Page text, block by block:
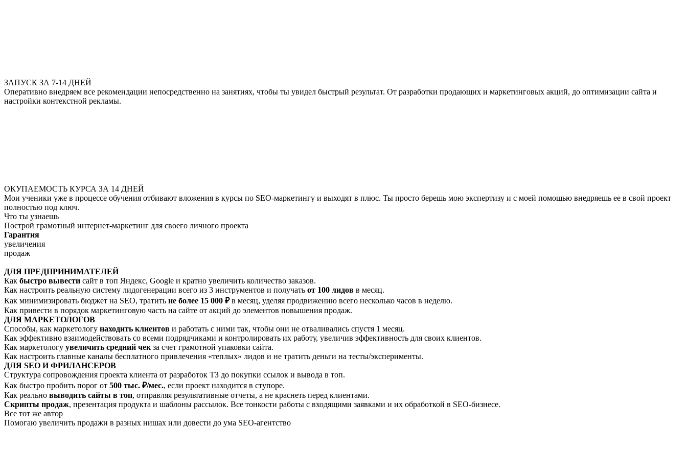
ЗАПУСК ЗА 7-14 ДНЕЙ
Оперативно внедряем все рекомендации непосредственно на занятиях, чтобы ты увидел быстрый результат. От разработки продающих и маркетинговых акций, до оптимизации сайта и
настройки контекстной рекламы.
ОКУПАЕМОСТЬ КУРСА ЗА 14 ДНЕЙ
Мои ученики уже в процессе обучения отбивают вложения в курсы по SEO-маркетингу и выходят в плюс. Ты просто берешь мою экспертизу и с моей помощью внедряешь ее в свой проект
полностью под ключ.
Что ты узнаешь
Построй грамотный интернет-маркетинг для своего личного проекта
Гарантия
увеличения
продаж
ДЛЯ ПРЕДПРИНИМАТЕЛЕЙ
Как быстро вывести сайт в топ Яндекс, Google и кратно увеличить количество заказов.
Как настроить реальную систему лидогенерации всего из 3 инструментов и получать от 100 лидов в месяц.
Как минимизировать бюджет на SEO, тратить не более 15 000 ₽в месяц, уделяя продвижению всего несколько часов в неделю.
Как привести в порядок маркетинговую часть на сайте от акций до элементов повышения продаж.
ДЛЯ МАРКЕТОЛОГОВ
Способы, как маркетологу находить клиентов и работать с ними так, чтобы они не отваливались спустя 1 месяц.
Как эффективно взаимодействовать со всеми подрядчиками и контролировать их работу, увеличив эффективность для своих клиентов.
Как маркетологу увеличить средний чек за счет грамотной упаковки сайта.
Как настроить главные каналы бесплатного привлечения «теплых» лидов и не тратить деньги на тесты/эксперименты.
ДЛЯ SEO И ФРИЛАНСЕРОВ
Структура сопровождения проекта клиента от разработок ТЗ до покупки ссылок и вывода в топ.
Как быстро пробить порог от 500 тыс. ₽/мес., если проект находится в ступоре.
Как реально выводить сайты в топ, отправляя результативные отчеты, а не краснеть перед клиентами.
Скрипты продаж, презентация продукта и шаблоны рассылок. Все тонкости работы с входящими заявками и их обработкой в SEO-бизнесе.
Все тот же автор
Помогаю увеличить продажи в разных нишах или довести до ума SEO-агентство